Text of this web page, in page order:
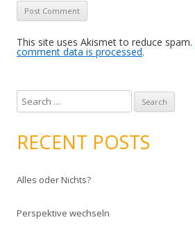
This site uses Akismet to reduce spam.
comment data is processed.
e
r
h
o
RECENT POSTS
Alles oder Nichts?
Perspektive wechseln